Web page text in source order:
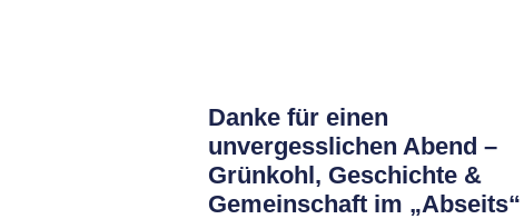
Danke für einen
unvergesslichen Abend –
Grünkohl, Geschichte &
Gemeinschaft im „Abseits“